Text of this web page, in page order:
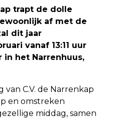
trapt de dolle
af met de
dit jaar
vanaf 13:11 uur
in het Narrenhuus,
C.V. de Narrenkap
en omstreken
middag, samen